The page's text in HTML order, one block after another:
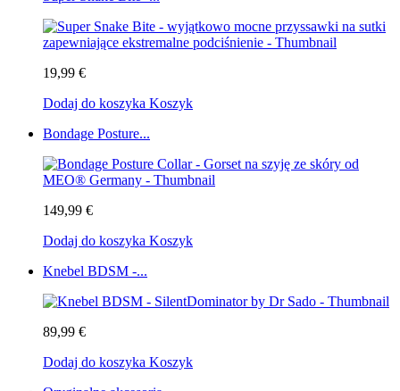
19,99 €
Dodaj do koszyka Koszyk
Bondage Posture...
149,99 €
Dodaj do koszyka Koszyk
Knebel BDSM -...
89,99 €
Dodaj do koszyka Koszyk